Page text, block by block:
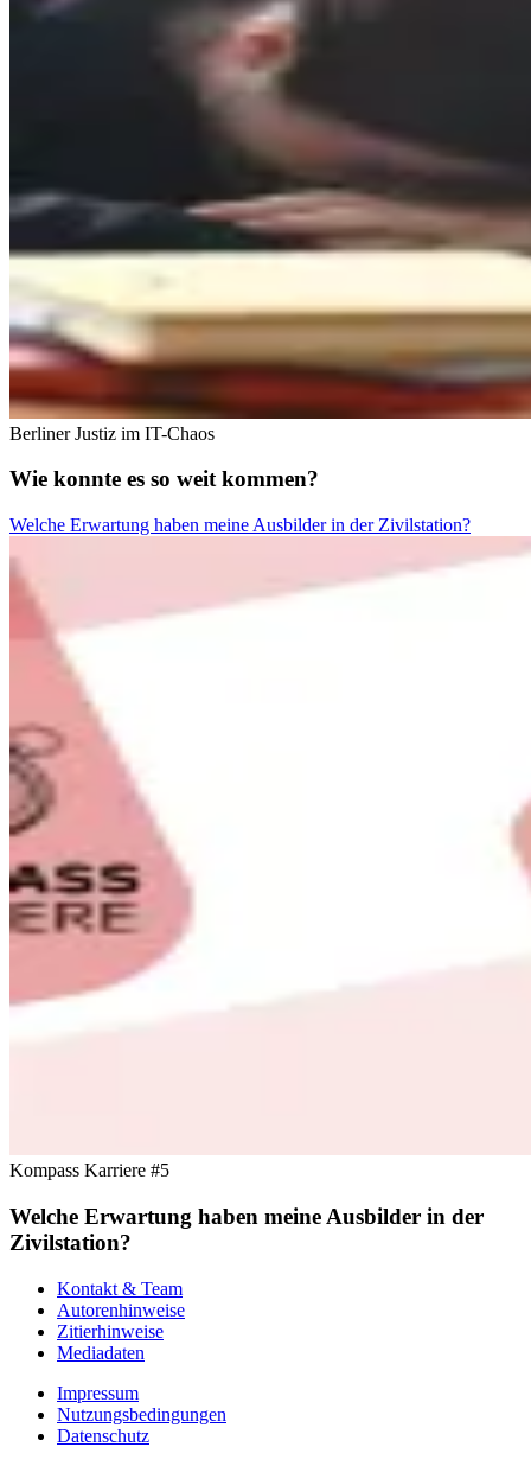
Berliner Justiz im IT-Chaos
Wie konnte es so weit kommen?
Welche Erwartung haben meine Ausbilder in der Zivilstation?
Kompass Karriere #5
Welche Erwartung haben meine Ausbilder in der
Zivilstation?
Kontakt & Team
Autorenhinweise
Zitierhinweise
Mediadaten
Impressum
Nutzungsbedingungen
Datenschutz